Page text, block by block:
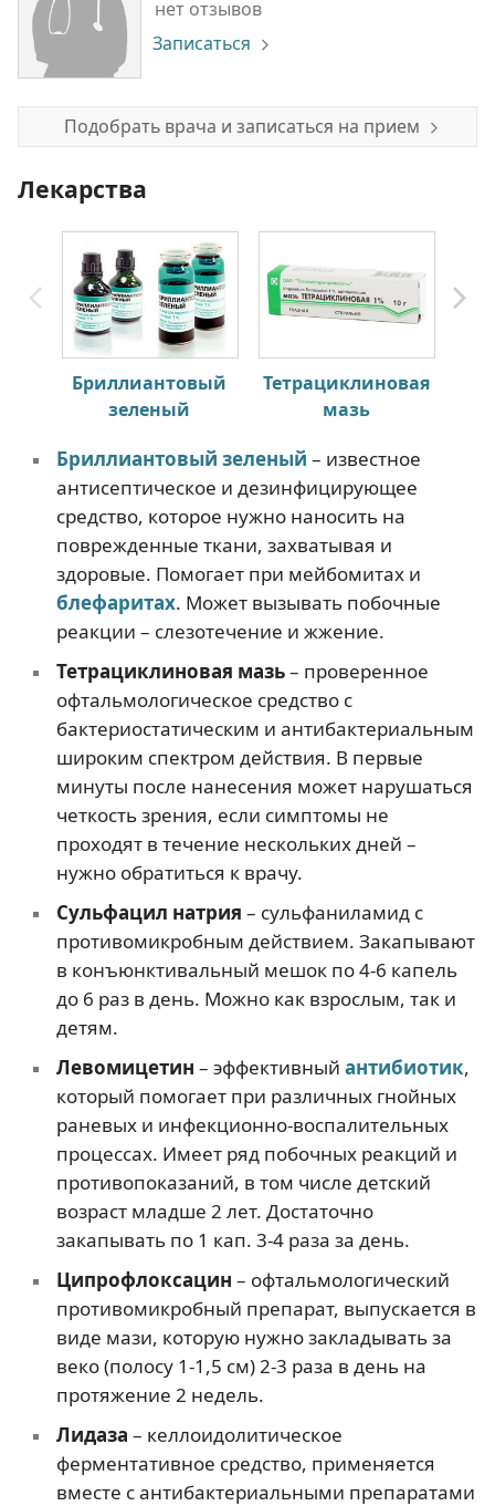
нет отзывов
Записаться
Подобрать врача и записаться на прием
Лекарства
Бриллиантовый
зеленый
Тетрациклиновая
мазь
Бриллиантовый зеленый – известное
антисептическое и дезинфицирующее
средство, которое нужно наносить на
поврежденные ткани, захватывая и
здоровые. Помогает при мейбомитах и
блефаритах. Может вызывать побочные
реакции – слезотечение и жжение.
Тетрациклиновая мазь– проверенное
офтальмологическое средство с
бактериостатическим и антибактериальным
широким спектром действия. В первые
минуты после нанесения может нарушаться
четкость зрения, если симптомы не
проходят в течение нескольких дней –
нужно обратиться к врачу.
Сульфацил натрия – сульфаниламид с
противомикробным действием. Закапывают
в конъюнктивальный мешок по 4-6 капель
до 6 раз в день. Можно как взрослым, так и
детям.
Левомицетин – эффективный антибиотик,
который помогает при различных гнойных
раневых и инфекционно-воспалительных
процессах. Имеет ряд побочных реакций и
противопоказаний, в том числе детский
возраст младше 2 лет. Достаточно
закапывать по 1 кап. 3-4 раза за день.
Ципрофлоксацин – офтальмологический
противомикробный препарат, выпускается в
виде мази, которую нужно закладывать за
веко (полосу 1-1,5 см) 2-3 раза в день на
протяжение 2 недель.
Лидаза – келлоидолитическое
ферментативное средство, применяется
вместе с антибактериальными препаратами